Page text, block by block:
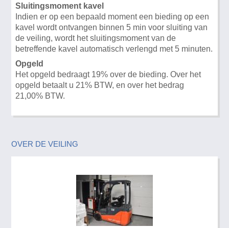
Sluitingsmoment kavel
Indien er op een bepaald moment een bieding op een
kavel wordt ontvangen binnen 5 min voor sluiting van
de veiling, wordt het sluitingsmoment van de
betreffende kavel automatisch verlengd met 5 minuten.
Opgeld
Het opgeld bedraagt 19% over de bieding. Over het
opgeld betaalt u 21% BTW, en over het bedrag
21,00% BTW.
OVER DE VEILING